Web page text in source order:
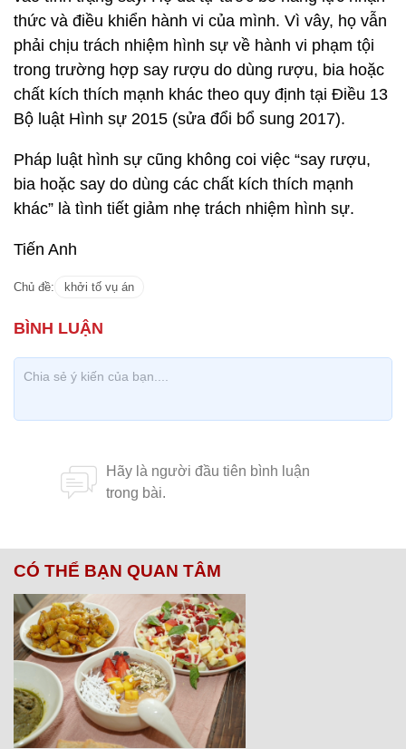
thức và điều khiển hành vi của mình. Vì vây, họ vẫn
phải chịu trách nhiệm hình sự về hành vi phạm tội
trong trường hợp say rượu do dùng rượu, bia hoặc
chất kích thích mạnh khác theo quy định tại Điều 13
Bộ luật Hình sự 2015 (sửa đổi bổ sung 2017).
Pháp luật hình sự cũng không coi việc “say rượu,
bia hoặc say do dùng các chất kích thích mạnh
khác” là tình tiết giảm nhẹ trách nhiệm hình sự.
Tiến Anh
Chủ đề: khởi tố vụ án
CÓ THỂ BẠN QUAN TÂM